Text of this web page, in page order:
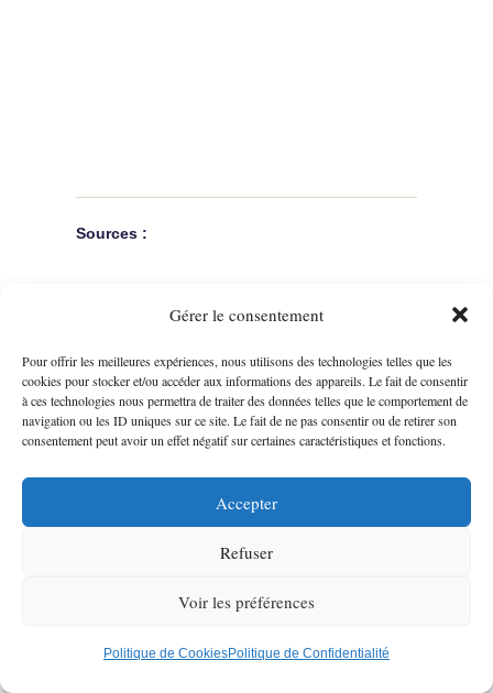
Gérer le consentement
Pour offrir les meilleures expériences, nous utilisons des technologies telles que les
cookies pour stocker et/ou accéder aux informations des appareils. Le fait de consentir
à ces technologies nous permettra de traiter des données telles que le comportement de
navigation ou les ID uniques sur ce site. Le fait de ne pas consentir ou de retirer son
consentement peut avoir un effet négatif sur certaines caractéristiques et fonctions.
Accepter
Refuser
Voir les préférences
Politique de CookiesPolitique de Confidentialité
Sources :
de budget pour 2026
DGFiP – Réforme de la facturation électronique
et sanctions
Guide Facture électronique